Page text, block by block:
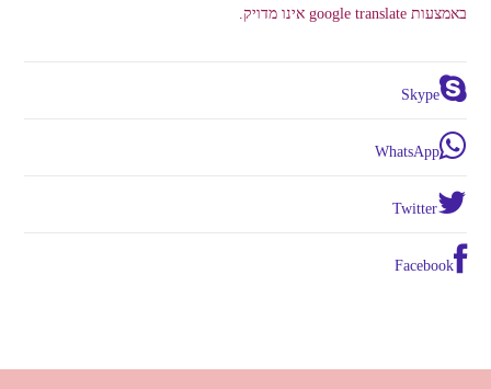
באמצעות google translate אינו מדויק.
Skype
WhatsApp
Twitter
Facebook